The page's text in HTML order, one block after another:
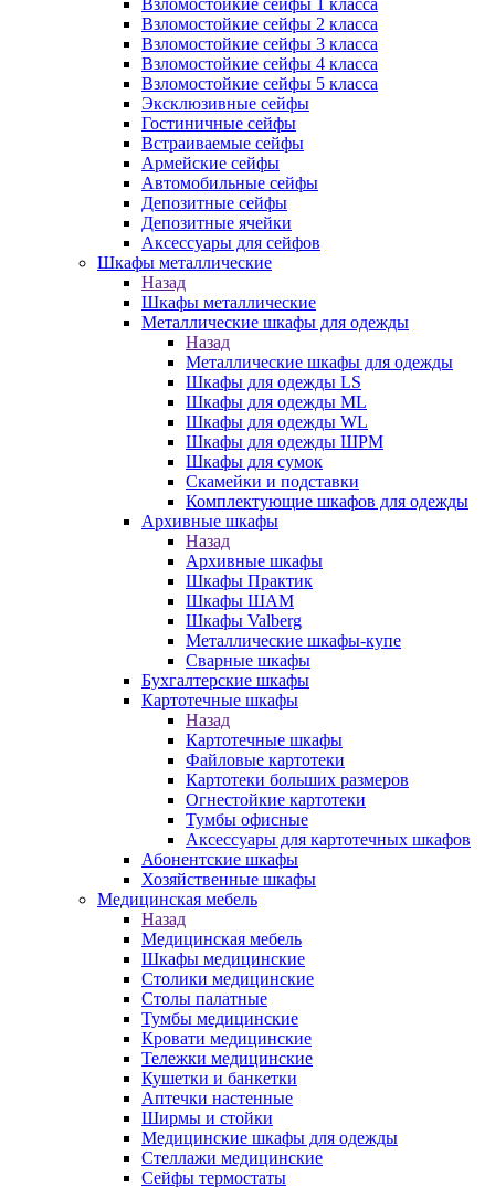
Взломостойкие сейфы 1 класса
Взломостойкие сейфы 2 класса
Взломостойкие сейфы 3 класса
Взломостойкие сейфы 4 класса
Взломостойкие сейфы 5 класса
Эксклюзивные сейфы
Гостиничные сейфы
Встраиваемые сейфы
Армейские сейфы
Автомобильные сейфы
Депозитные сейфы
Депозитные ячейки
Аксессуары для сейфов
Шкафы металлические
Назад
Шкафы металлические
Металлические шкафы для одежды
Назад
Металлические шкафы для одежды
Шкафы для одежды LS
Шкафы для одежды ML
Шкафы для одежды WL
Шкафы для одежды ШРМ
Шкафы для сумок
Скамейки и подставки
Комплектующие шкафов для одежды
Архивные шкафы
Назад
Архивные шкафы
Шкафы Практик
Шкафы ШАМ
Шкафы Valberg
Металлические шкафы-купе
Сварные шкафы
Бухгалтерские шкафы
Картотечные шкафы
Назад
Картотечные шкафы
Файловые картотеки
Картотеки больших размеров
Огнестойкие картотеки
Тумбы офисные
Аксессуары для картотечных шкафов
Абонентские шкафы
Хозяйственные шкафы
Медицинская мебель
Назад
Медицинская мебель
Шкафы медицинские
Столики медицинские
Столы палатные
Тумбы медицинские
Кровати медицинские
Тележки медицинские
Кушетки и банкетки
Аптечки настенные
Ширмы и стойки
Медицинские шкафы для одежды
Стеллажи медицинские
Сейфы термостаты